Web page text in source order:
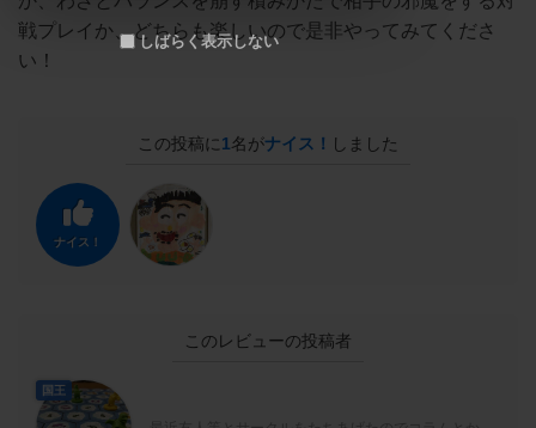
戦プレイか、どちらも楽しいので是非やってみてくださ
い！
この投稿に1名がナイス！ しました
ナイス！
このレビューの投稿者
国王
しばらく表示しない